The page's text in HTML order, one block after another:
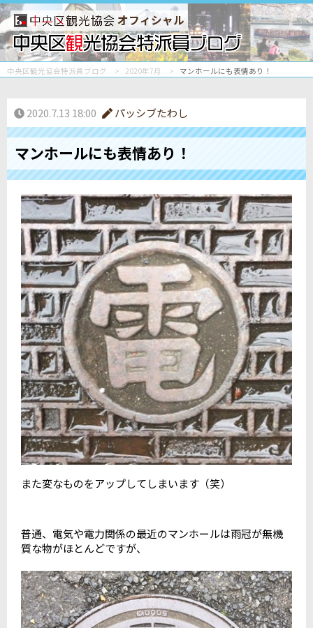
オフィシャル
中央区観光協会特派員ブログ 2020年7月 マンホールにも表情あり！
2020.7.13 18:00 パッシブたわし
マンホールにも表情あり！
また変なものをアップしてしまいます（笑）
普通、電気や電力関係の最近のマンホールは雨冠が無機
質な物がほとんどですが、